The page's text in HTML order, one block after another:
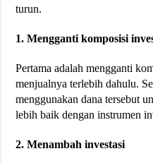
turun.
1. Mengganti komposisi
Pertama adalah mengganti
menjualnya terlebih dahulu.
menggunakan dana tersebut
lebih baik dengan instrumen
2. Menambah investasi